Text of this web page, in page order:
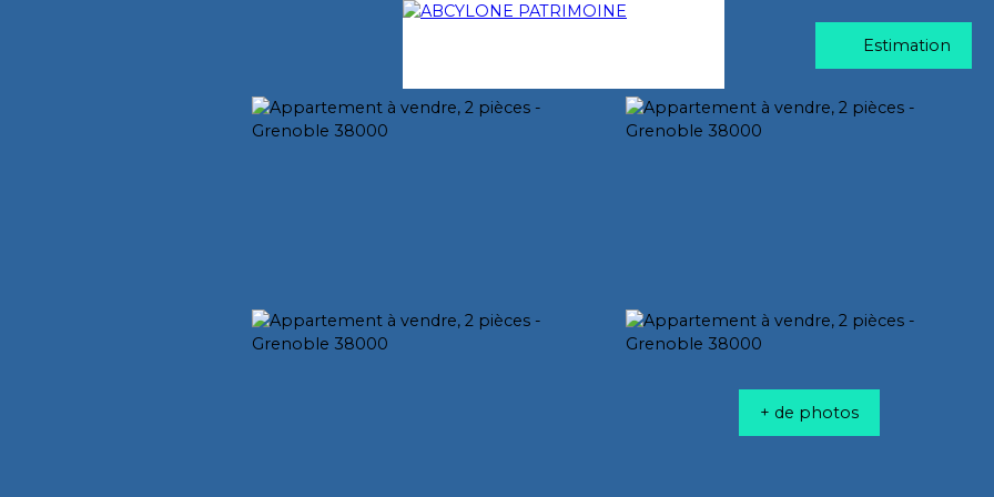
Estimation
+ de photos